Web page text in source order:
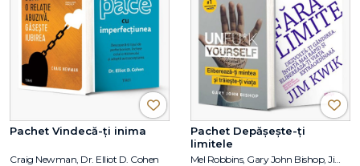
Pachet Vindecă-ți inima
Craig Newman, Dr. Elliot D. Cohen
Pachet Depășește-ți
limitele